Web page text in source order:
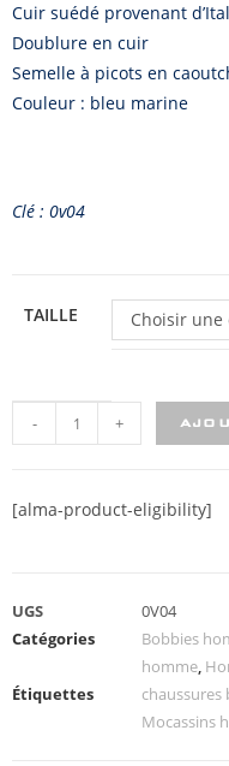
Cuir suédé provenant
Doublure en cuir
Semelle à picots en
Couleur : bleu marine
Clé : 0v04
TAILLE Choisir une
- +
[alma-product-eligibility]
UGS
0V04
Catégories
Bobbies
homme,
Étiquettes
chaussures
Mocassins